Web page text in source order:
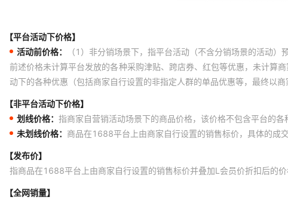
【平台活动下价格】
活动前价格：
（1）非分销场景下，指平台活动（不含分销场景的活动
前述价格未计算平台发放的各种采购津贴、跨店券、红包等优惠，未计算
动下的各种优惠（包括商家自行设置的非指定人群的单品优惠等，最终以
【非平台活动下价格】
划线价格： 指商家自营销活动场景下的商品价格，该价格不包含平台的
未划线价格： 商品在1688平台上由商家自行设置的销售标价，具体的成
【发布价】
指商品在1688平台上由商家自行设置的销售标价并叠加L会员价折扣后的价
【全网销量】